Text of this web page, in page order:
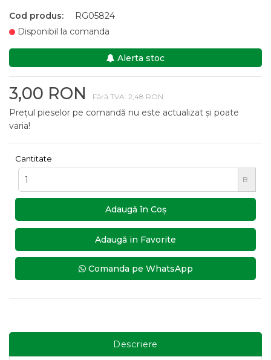
Cod produs:
RG05824
Disponibil la comanda
Alerta stoc
3,00 RON Fără TVA: 2,48 RON
Prețul pieselor pe comandă nu este actualizat și poate
varia!
Cantitate
B
Adaugă în Coş
Adaugă in Favorite
Comanda pe WhatsApp
Descriere